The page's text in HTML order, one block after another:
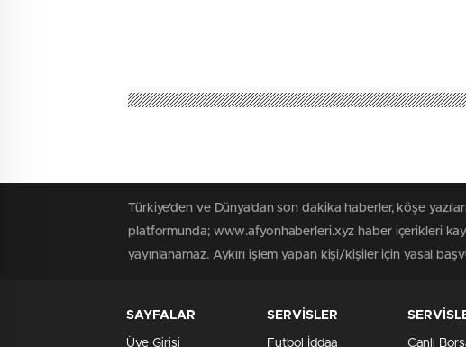
Türkiye'den ve Dünya’dan son dakika haberler, köşe
platformunda; www.afyonhaberleri.xyz haber içerikleri
yayınlanamaz. Aykırı işlem yapan kişi/kişiler için yasal
SAYFALAR
Üye Girişi
SERVİSLER
Futbol İddaa Canlı